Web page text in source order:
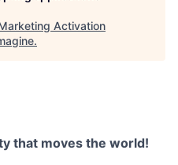
Activation
.
that moves the world!